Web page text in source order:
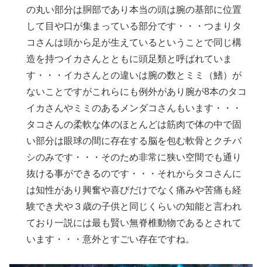
の丸い部分は胴部であり本当の頭は腕の基部に位置
して目や口が集まっている部分です・・・つまりタ
コさんは頭から足が生えているということで同じ構
造を持つイカさんとともに頭足類と呼ばれていま
す・・・イカさんとの違いは腕の数とミミ（鰭）が
ないことですがこれらにも例外があり腕が8本のタコ
イカさんやミミのあるメンダコさんもいます・・・
タコさんの柔軟な体のほとんどは筋肉で体の中で固
い部分は眼球の間に存在する脳を包む軟骨とクチバ
シのみです・・・そのため非常に狭い空間でも通り
抜ける事ができるのです・・・それからタコさんに
は知性があり興奮や喜びだけでなく痛みや苦痛も経
験でき犬や３歳の子供と同じくらいの知能と言われ
ており一説には最も賢い無脊椎動物であるとされて
います・・・意外とすごい存在ですね。